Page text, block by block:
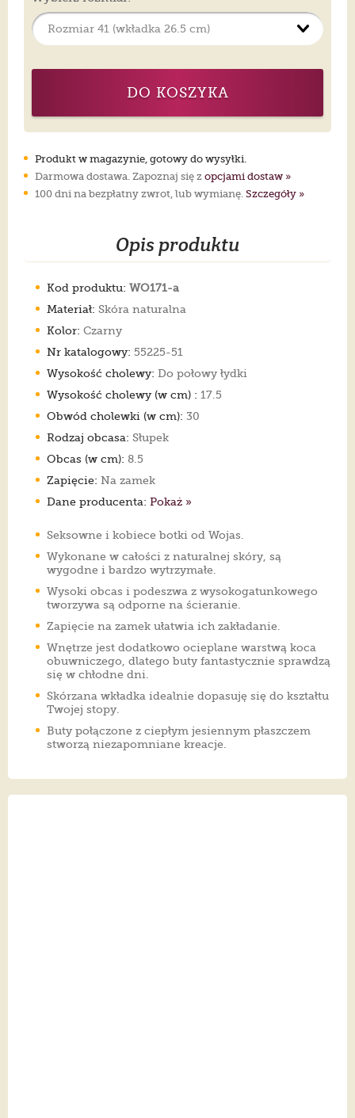
DO KOSZYKA
Produkt w magazynie, gotowy do wysyłki.
Darmowa dostawa. Zapoznaj się z opcjami dostaw »
100 dni na bezpłatny zwrot, lub wymianę. Szczegóły »
Opis produktu
Kod produktu: WO171-a
Materiał: Skóra naturalna
Kolor: Czarny
Nr katalogowy: 55225-51
Wysokość cholewy: Do połowy łydki
Wysokość cholewy (w cm) : 17.5
Obwód cholewki (w cm): 30
Rodzaj obcasa: Słupek
Obcas (w cm): 8.5
Zapięcie: Na zamek
Dane producenta: Pokaż »
Seksowne i kobiece botki od Wojas.
Wykonane w całości z naturalnej skóry, są
wygodne i bardzo wytrzymałe.
Wysoki obcas i podeszwa z wysokogatunkowego
tworzywa są odporne na ścieranie.
Zapięcie na zamek ułatwia ich zakładanie.
Wnętrze jest dodatkowo ocieplane warstwą koca
obuwniczego, dlatego buty fantastycznie sprawdzą
się w chłodne dni.
Skórzana wkładka idealnie dopasuję się do kształtu
Twojej stopy.
Buty połączone z ciepłym jesiennym płaszczem
stworzą niezapomniane kreacje.